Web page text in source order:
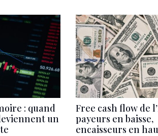
: quand
un
Free cash flow de
payeurs en baisse,
encaisseurs en